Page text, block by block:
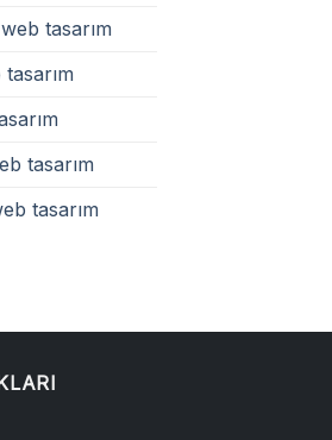
tasarım
tasarım
tasarım